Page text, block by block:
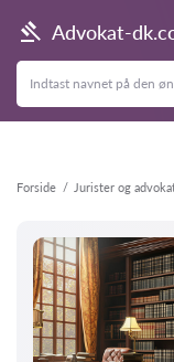
Advokat-
Forside Jurister og
Tilbage